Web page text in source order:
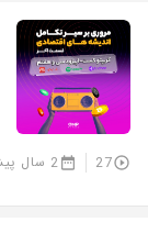
27 2 سال پیش